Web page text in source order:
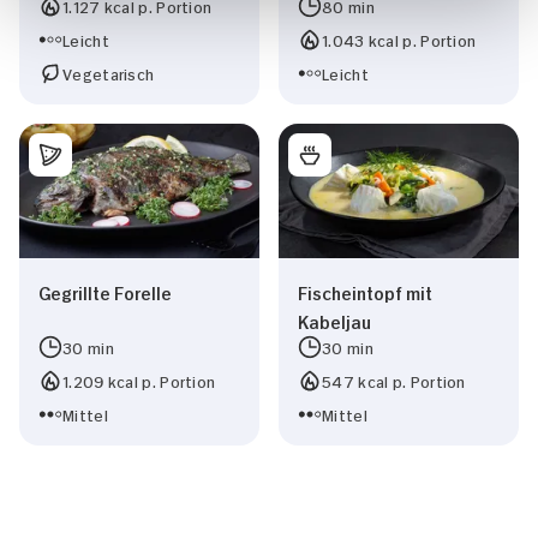
1.127 kcal p. Portion
Leicht
Vegetarisch
80 min
1.043 kcal p. Portion
Leicht
Gegrillte Forelle
30 min
1.209 kcal p. Portion
Mittel
Fischeintopf mit
Kabeljau
30 min
547 kcal p. Portion
Mittel